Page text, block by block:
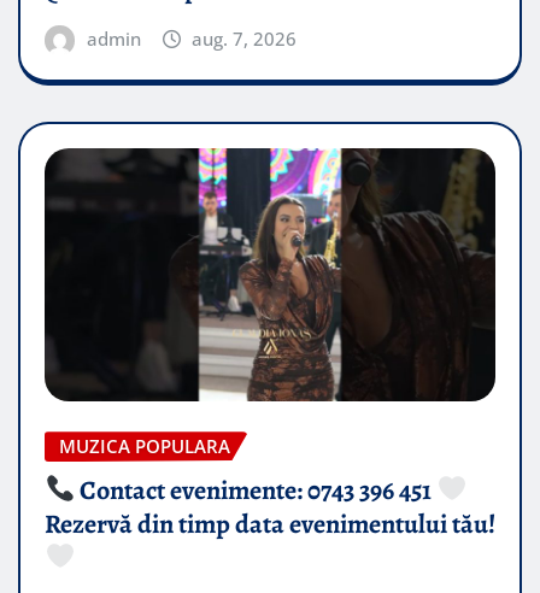
admin aug. 7, 2026
MUZICA POPULARA
Contact evenimente: 0743 396 451
Rezervă din timp data evenimentului tău!